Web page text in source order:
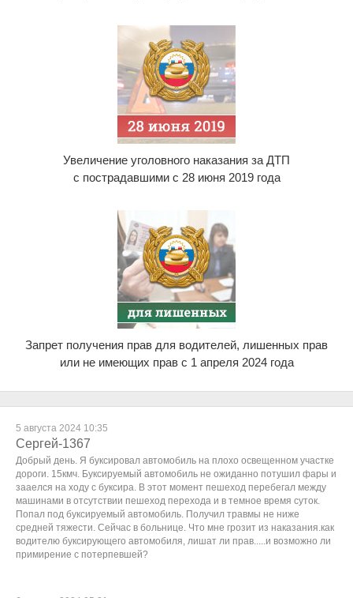
Увеличение уголовного наказания за ДТП
с пострадавшими с 28 июня 2019 года
Запрет получения прав для водителей, лишенных прав
или не имеющих прав с 1 апреля 2024 года
5 августа 2024 10:35
Сергей-1367
Добрый день. Я буксировал автомобиль на плохо освещенном участке
дороги. 15кмч. Буксируемый автомобиль не ожиданно потушил фары и
зааелся на ходу с буксира. В этот момент пешеход перебегал между
машинами в отсутствии пешеход перехода и в темное время суток.
Попал под буксируемый автомобиль. Получил травмы не ниже
средней тяжести. Сейчас в больнице. Что мне грозит из наказания.как
водителю буксирующего автомобиля, лишат ли прав.....и возможно ли
примирение с потерпевшей?